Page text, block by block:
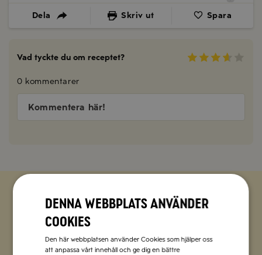
Dela Skriv ut Spara
Vad tyckte du om receptet?
0 kommentarer
Kommentera här!
Zetas populära nyhetsbrev
Missa inte att vi har flera olika nyhetsbrev som
förenklar vardagen och förgyller helgen med
Denna webbplats använder
cookies
Den här webbplatsen använder Cookies som hjälper oss
att anpassa vårt innehåll och ge dig en bättre